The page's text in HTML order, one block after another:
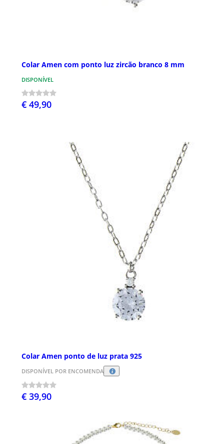
Colar Amen com ponto luz zircão branco 8 mm
DISPONÍVEL
€ 49,90
Colar Amen ponto de luz prata 925
DISPONÍVEL POR ENCOMENDA
€ 39,90